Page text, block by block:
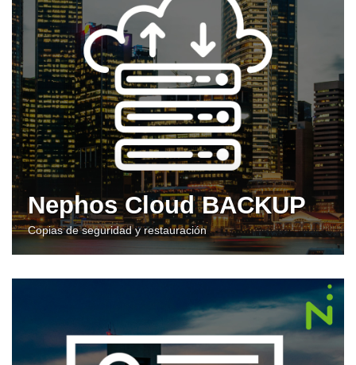
Nephos Cloud BACKUP
Copias de seguridad y restauración